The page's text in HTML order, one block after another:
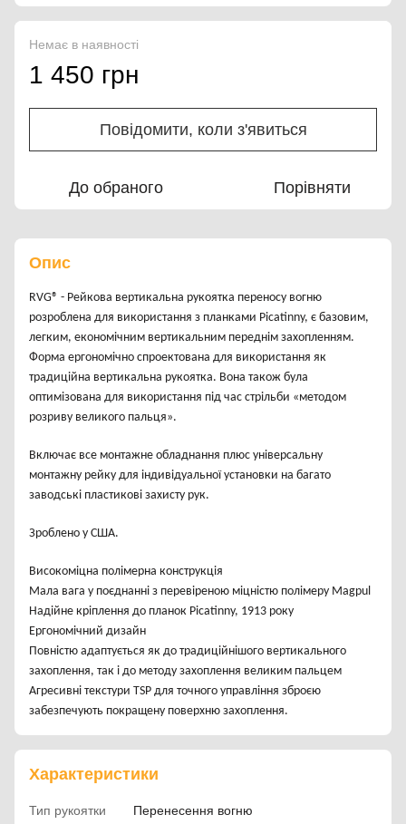
Немає в наявності
1 450 грн
Повідомити, коли з'явиться
До обраного Порівняти
Опис
RVG® - Рейкова вертикальна рукоятка переносу вогню
розроблена для використання з планками Picatinny, є базовим,
легким, економічним вертикальним переднім захопленням.
Форма ергономічно спроектована для використання як
традиційна вертикальна рукоятка. Вона також була
оптимізована для використання під час стрільби «методом
розриву великого пальця».
Включає все монтажне обладнання плюс універсальну
монтажну рейку для індивідуальної установки на багато
заводські пластикові захисту рук.
Зроблено у США.
Високоміцна полімерна конструкція
Мала вага у поєднанні з перевіреною міцністю полімеру Magpul
Надійне кріплення до планок Picatinny, 1913 року
Ергономічний дизайн
Повністю адаптується як до традиційнішого вертикального
захоплення, так і до методу захоплення великим пальцем
Агресивні текстури TSP для точного управління зброєю
забезпечують покращену поверхню захоплення.
Характеристики
Тип рукоятки
Перенесення вогню